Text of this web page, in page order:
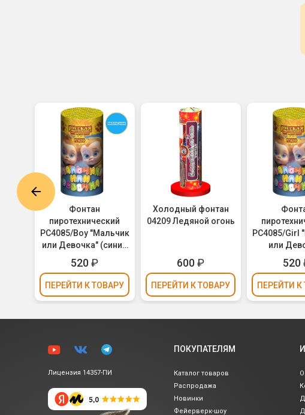
Фонтан
пиротехнический
РС4085/Boy "Мальчик
или Девочка" (синие
огни) - для Гендер
Пати (Gender Party)
520₽
ПЕРЕЙТИ К ТОВАРУ
Холодный фонтан
04209 Ледяной огонь
600₽
ПЕРЕЙТИ К ТОВАРУ
РС4085/Girl
или
(розовые
Гендер520
ПЕРЕЙТИ К
Лицензия 14357-ПИ
ПОКУПАТЕЛЯМ
Каталог товаров
Распродажа
Новинки
Фейерверк-шоу